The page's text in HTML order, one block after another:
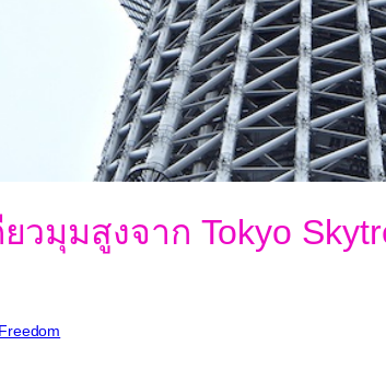
วมุมสูงจาก Tokyo